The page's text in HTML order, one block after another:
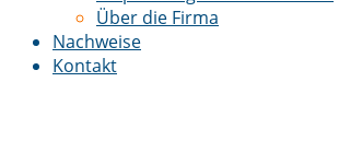
Über die Firma
Nachweise
Kontakt